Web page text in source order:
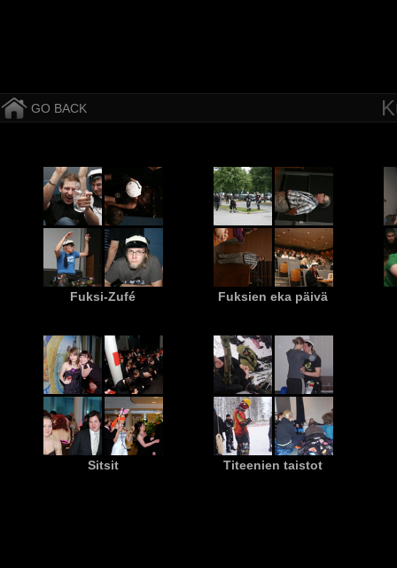
GO BACK
Fuksi-Zufé Fuksien eka päivä
Sitsit Titeenien taistot